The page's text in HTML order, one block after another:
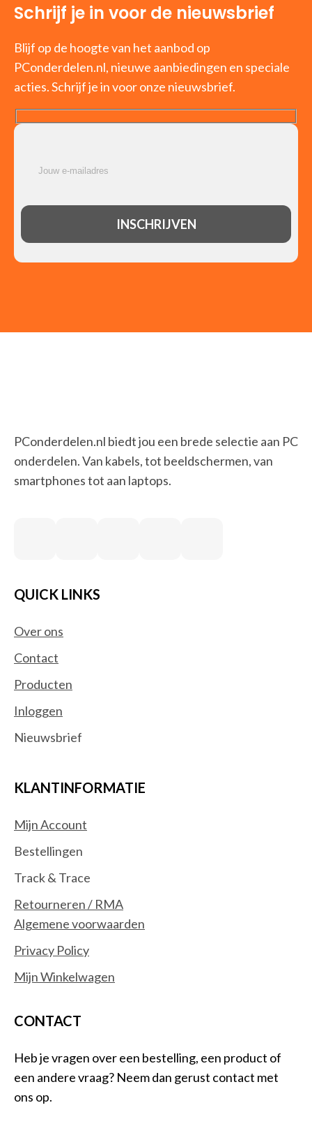
Schrijf je in voor de nieuwsbrief
Blijf op de hoogte van het aanbod op
PConderdelen.nl, nieuwe aanbiedingen en speciale
acties. Schrijf je in voor onze nieuwsbrief.
PConderdelen.nl biedt jou een brede selectie aan PC
onderdelen. Van kabels, tot beeldschermen, van
smartphones tot aan laptops.
QUICK LINKS
Over ons
Contact
Producten
Inloggen
Nieuwsbrief
KLANTINFORMATIE
Mijn Account
Bestellingen
Track & Trace
Retourneren / RMA
Algemene voorwaarden
Privacy Policy
Mijn Winkelwagen
CONTACT
Heb je vragen over een bestelling, een product of
een andere vraag? Neem dan gerust contact met
ons op.